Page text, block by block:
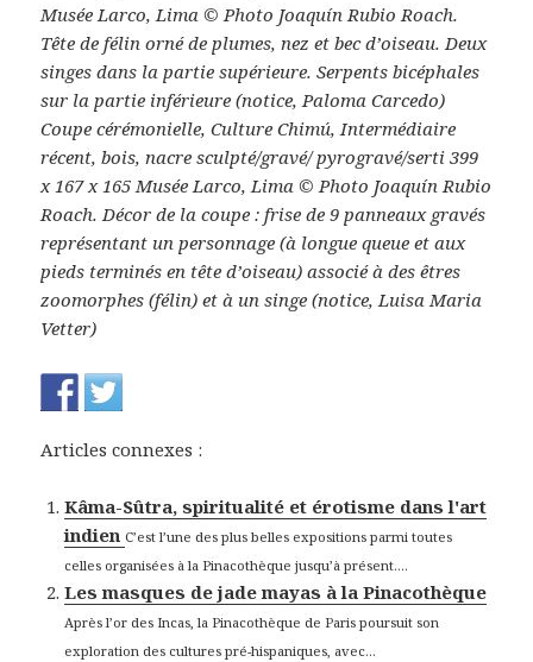
Musée Larco, Lima © Photo Joaquín Rubio Roach.
Tête de félin orné de plumes, nez et bec d’oiseau. Deux
singes dans la partie supérieure. Serpents bicéphales
sur la partie inférieure (notice, Paloma Carcedo)
Coupe cérémonielle, Culture Chimú, Intermédiaire
récent, bois, nacre sculpté/gravé/ pyrogravé/serti 399
x 167 x 165 Musée Larco, Lima © Photo Joaquín Rubio
Roach. Décor de la coupe : frise de 9 panneaux gravés
représentant un personnage (à longue queue et aux
pieds terminés en tête d’oiseau) associé à des êtres
zoomorphes (félin) et à un singe (notice, Luisa Maria
Vetter)
Articles connexes :
Kâma-Sûtra, spiritualité et érotisme dans l'art
indien C’est l’une des plus belles expositions parmi toutes
celles organisées à la Pinacothèque jusqu’à présent....
Les masques de jade mayas à la Pinacothèque
Après l’or des Incas, la Pinacothèque de Paris poursuit son
exploration des cultures pré-hispaniques, avec...